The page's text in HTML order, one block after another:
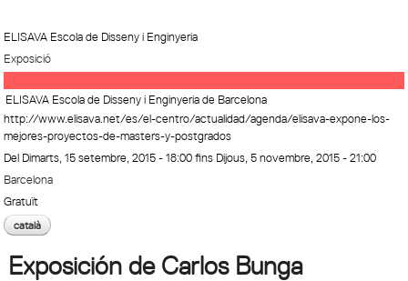
ELISAVA Escola de Disseny i Enginyeria
Exposició
ELISAVA Escola de Disseny i Enginyeria de Barcelona
http://www.elisava.net/es/el-centro/actualidad/agenda/elisava-expone-los-
mejores-proyectos-de-masters-y-postgrados
Del Dimarts, 15 setembre, 2015 - 18:00fins Dijous, 5 novembre, 2015 - 21:00
Barcelona
Gratuït
català
Exposición de Carlos Bunga